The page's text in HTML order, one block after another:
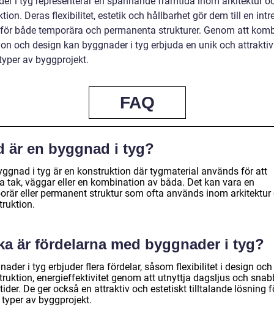
Deras flexibilitet, estetik och hållbarhet gör dem till en
både temporära och permanenta strukturer. Genom att
och design kan byggnader i tyg erbjuda en unik och
av byggprojekt.
FAQ
är en byggnad i tyg?
i tyg är en konstruktion där tygmaterial används för att
tak, väggar eller en kombination av båda. Det kan vara en
eller permanent struktur som ofta används inom arkitektur
är fördelarna med byggnader i tyg?
i tyg erbjuder flera fördelar, såsom flexibilitet i design och
energieffektivitet genom att utnyttja dagsljus och
De ger också en attraktiv och estetiskt tilltalande lösning
av byggprojekt.